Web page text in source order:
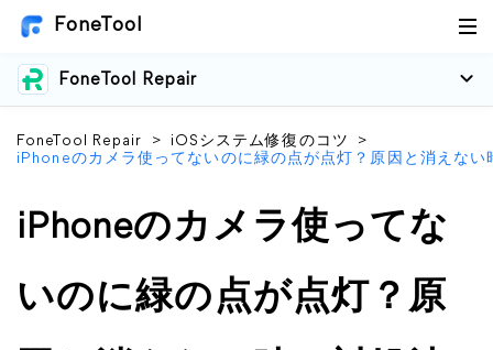
FoneTool
FoneTool Repair
FoneTool Repair > iOSシステム修復のコツ
>
iPhoneのカメラ使ってないのに緑の点が点灯？原因と消えない
iPhoneのカメラ使ってな
いのに緑の点が点灯？原